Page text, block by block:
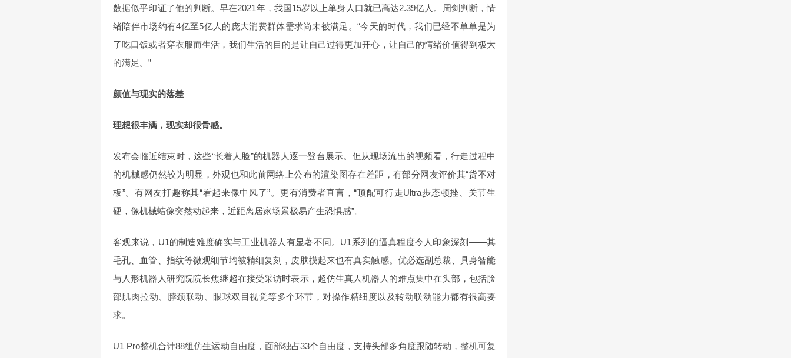
数据似乎印证了他的判断。早在2021年，我国15岁以上单身人口就已高达2.39亿人。周剑判断，情
绪陪伴市场约有4亿至5亿人的庞大消费群体需求尚未被满足。“今天的时代，我们已经不单单是为
了吃口饭或者穿衣服而生活，我们生活的目的是让自己过得更加开心，让自己的情绪价值得到极大
的满足。”
颜值与现实的落差
理想很丰满，现实却很骨感。
发布会临近结束时，这些“长着人脸”的机器人逐一登台展示。但从现场流出的视频看，行走过程中
的机械感仍然较为明显，外观也和此前网络上公布的渲染图存在差距，有部分网友评价其“货不对
板”。有网友打趣称其“看起来像中风了”。更有消费者直言，“顶配可行走Ultra步态顿挫、关节生
硬，像机械蜡像突然动起来，近距离居家场景极易产生恐惧感”。
客观来说，U1的制造难度确实与工业机器人有显著不同。U1系列的逼真程度令人印象深刻——其
毛孔、血管、指纹等微观细节均被精细复刻，皮肤摸起来也有真实触感。优必选副总裁、具身智能
与人形机器人研究院院长焦继超在接受采访时表示，超仿生真人机器人的难点集中在头部，包括脸
部肌肉拉动、脖颈联动、眼球双目视觉等多个环节，对操作精细度以及转动联动能力都有很高要
求。
U1 Pro整机合计88组仿生运动自由度，面部独占33个自由度，支持头部多角度跟随转动，整机可复